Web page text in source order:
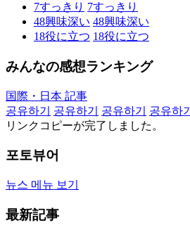
7すっきり 7すっきり
48興味深い 48興味深い
18役に立つ 18役に立つ
みんなの感想ランキング
国際・日本 記事
공유하기
공유하기 공유하기 공유하기
リンクコピーが完了しました。
포토뷰어
뉴스 메뉴 보기
最新記事